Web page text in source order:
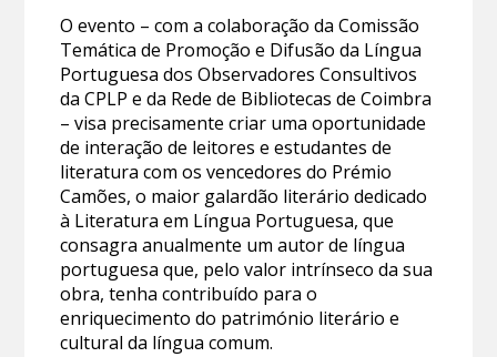
O evento – com a colaboração da Comissão
Temática de Promoção e Difusão da Língua
Portuguesa dos Observadores Consultivos
da CPLP e da Rede de Bibliotecas de Coimbra
– visa precisamente criar uma oportunidade
de interação de leitores e estudantes de
literatura com os vencedores do Prémio
Camões, o maior galardão literário dedicado
à Literatura em Língua Portuguesa, que
consagra anualmente um autor de língua
portuguesa que, pelo valor intrínseco da sua
obra, tenha contribuído para o
enriquecimento do património literário e
cultural da língua comum.